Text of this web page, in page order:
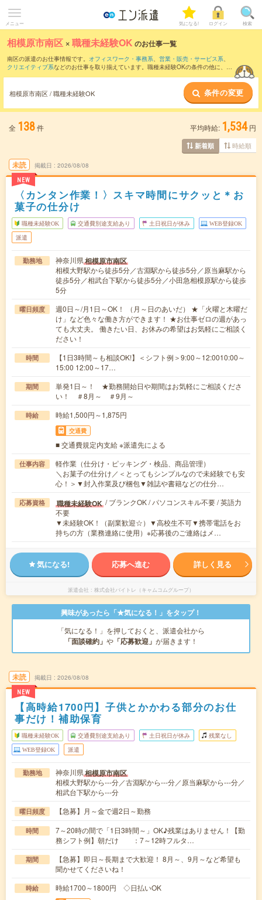
メニュー 気になる! ログイン 検索
相模原市南区 ×職種未経験OK のお仕事一覧
南区の派遣のお仕事情報です。 オフィスワーク・事務系、 営業・販売・サービス系、
クリエイティブ系などのお仕事を取り揃えています。職種未経験OKの条件の他に、 交
相模原市南区 / 職種未経験OK 条件の変更
全 138件 平均時給: 1,534 円
新着順 時給順
未読
NEW
掲載日 2026/08/08
〈カンタン作業！〉スキマ時間にサクッと＊お
菓子の仕分け
職種未経験OK 交通費別途支給あり 土日祝日が休み WEB登録OK
派遣
勤務地 神奈川県相模原市南区
相模大野駅から徒歩5分／古淵駅から徒歩5分／原当麻駅から
徒歩5分／相武台下駅から徒歩5分／小田急相模原駅から徒歩
5分
曜日頻度
週0日～/月1日～OK！ （月～日のあいだ） ★「火曜と木曜だ
け」など色々な働き方ができます！ ★お仕事ゼロの週があっ
ても大丈夫。 働きたい日、お休みの希望はお気軽にご相談く
ださい！
時間
【1日3時間～も相談OK!】＜シフト例＞9:00～12:0010:00～
15:00 12:00～17…
期間
単発1日～！ ★勤務開始日や期間はお気軽にご相談くださ
い！ ＃8月～ ＃9月～
時給 時給1,500円～1,875円
交通費
■ 交通費規定内支給 ※派遣先による
仕事内容
軽作業（仕分け・ピッキング・検品、商品管理）
＼お菓子の仕分け／＜とってもシンプルなので未経験でも安
心！＞▼封入作業及び梱包▼雑誌や書籍などの仕分…
応募資格 職種未経験OK / ブランクOK / パソコンスキル不要 / 英語力
不要
▼未経験OK！（副業歓迎☆）▼高校生不可▼携帯電話をお
持ちの方（業務連絡に使用）※応募後のご連絡はメ…
気になる! 応募へ進む 詳しく見る
派遣会社 株式会社バイトレ（キャムコムグループ）
興味があったら「★気になる！」をタップ！
「気になる！」を押しておくと、派遣会社から
「面談確約」 や 「応募歓迎」 が届きます！
未読
NEW
掲載日 2026/08/08
【高時給1700円】子供とかかわる部分のお仕
事だけ！補助保育
職種未経験OK 交通費別途支給あり 土日祝日が休み 残業なし
WEB登録OK 派遣
勤務地 神奈川県相模原市南区
相模大野駅から---分／古淵駅から---分／原当麻駅から---分／
相武台下駅から---分
曜日頻度 【急募】月～金で週2日～勤務
時間
7～20時の間で「1日3時間～」OK♪残業はありません！【勤
務シフト例】朝だけ ：7～12時フルタ…
期間
【急募】即日～長期まで大歓迎！ 8月～、9月～など希望も
聞かせてくださいね！
時給 時給1700～1800円 ◇日払いOK